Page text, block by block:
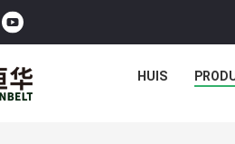
HUIS